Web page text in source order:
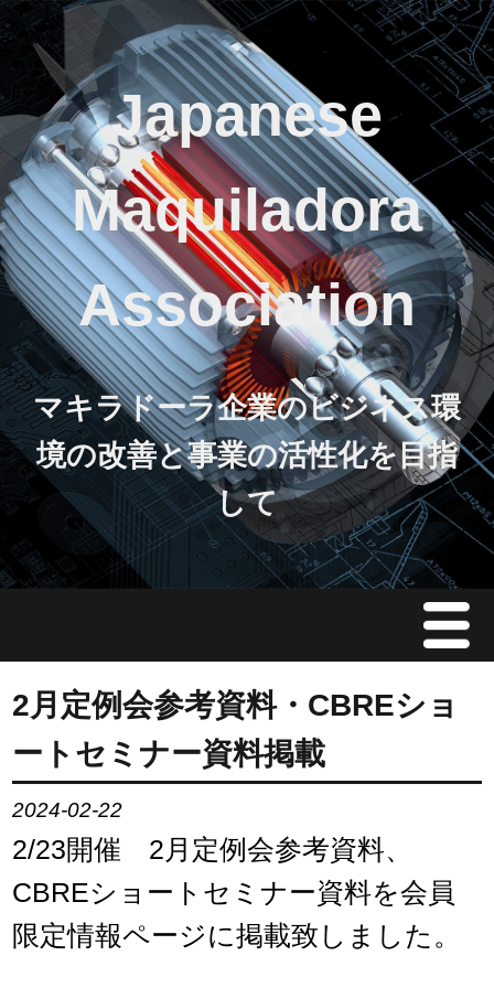
Japanese
Maquiladora
Association
マキラドーラ企業のビジネス環
境の改善と事業の活性化を目指
して
Menu
JMAについて
会員情報
イベント案内
ご入会案内
会員限定情報
2月定例会参考資料・CBREショ
ートセミナー資料掲載
2024-02-22
2/23開催 2月定例会参考資料、
CBREショートセミナー資料を会員
限定情報ページに掲載致しました。